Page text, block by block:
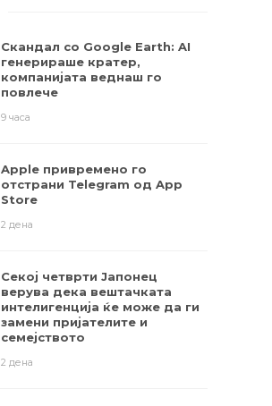
Скандал со Google Earth: AI
генерираше кратер,
компанијата веднаш го
повлече
9 часа
Apple привремено го
отстрани Telegram од App
Store
2 дена
Секој четврти Јапонец
верува дека вештачката
интелигенција ќе може да ги
замени пријателите и
семејството
2 дена